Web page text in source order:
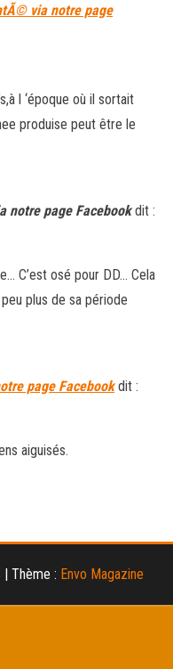
via notre page
l ‘époque où il sortait
produise peut être le
notre page Facebook dit :
C’est osé pour DD… Cela
plus de sa période
page Facebook dit :
aiguisés.
| Thème : Envo Magazine